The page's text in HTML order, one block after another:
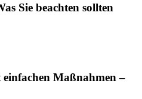
Sie beachten sollten
Maßnahmen –